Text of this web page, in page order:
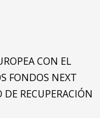
CON EL
FONDOS NEXT
RECUPERACIÓN